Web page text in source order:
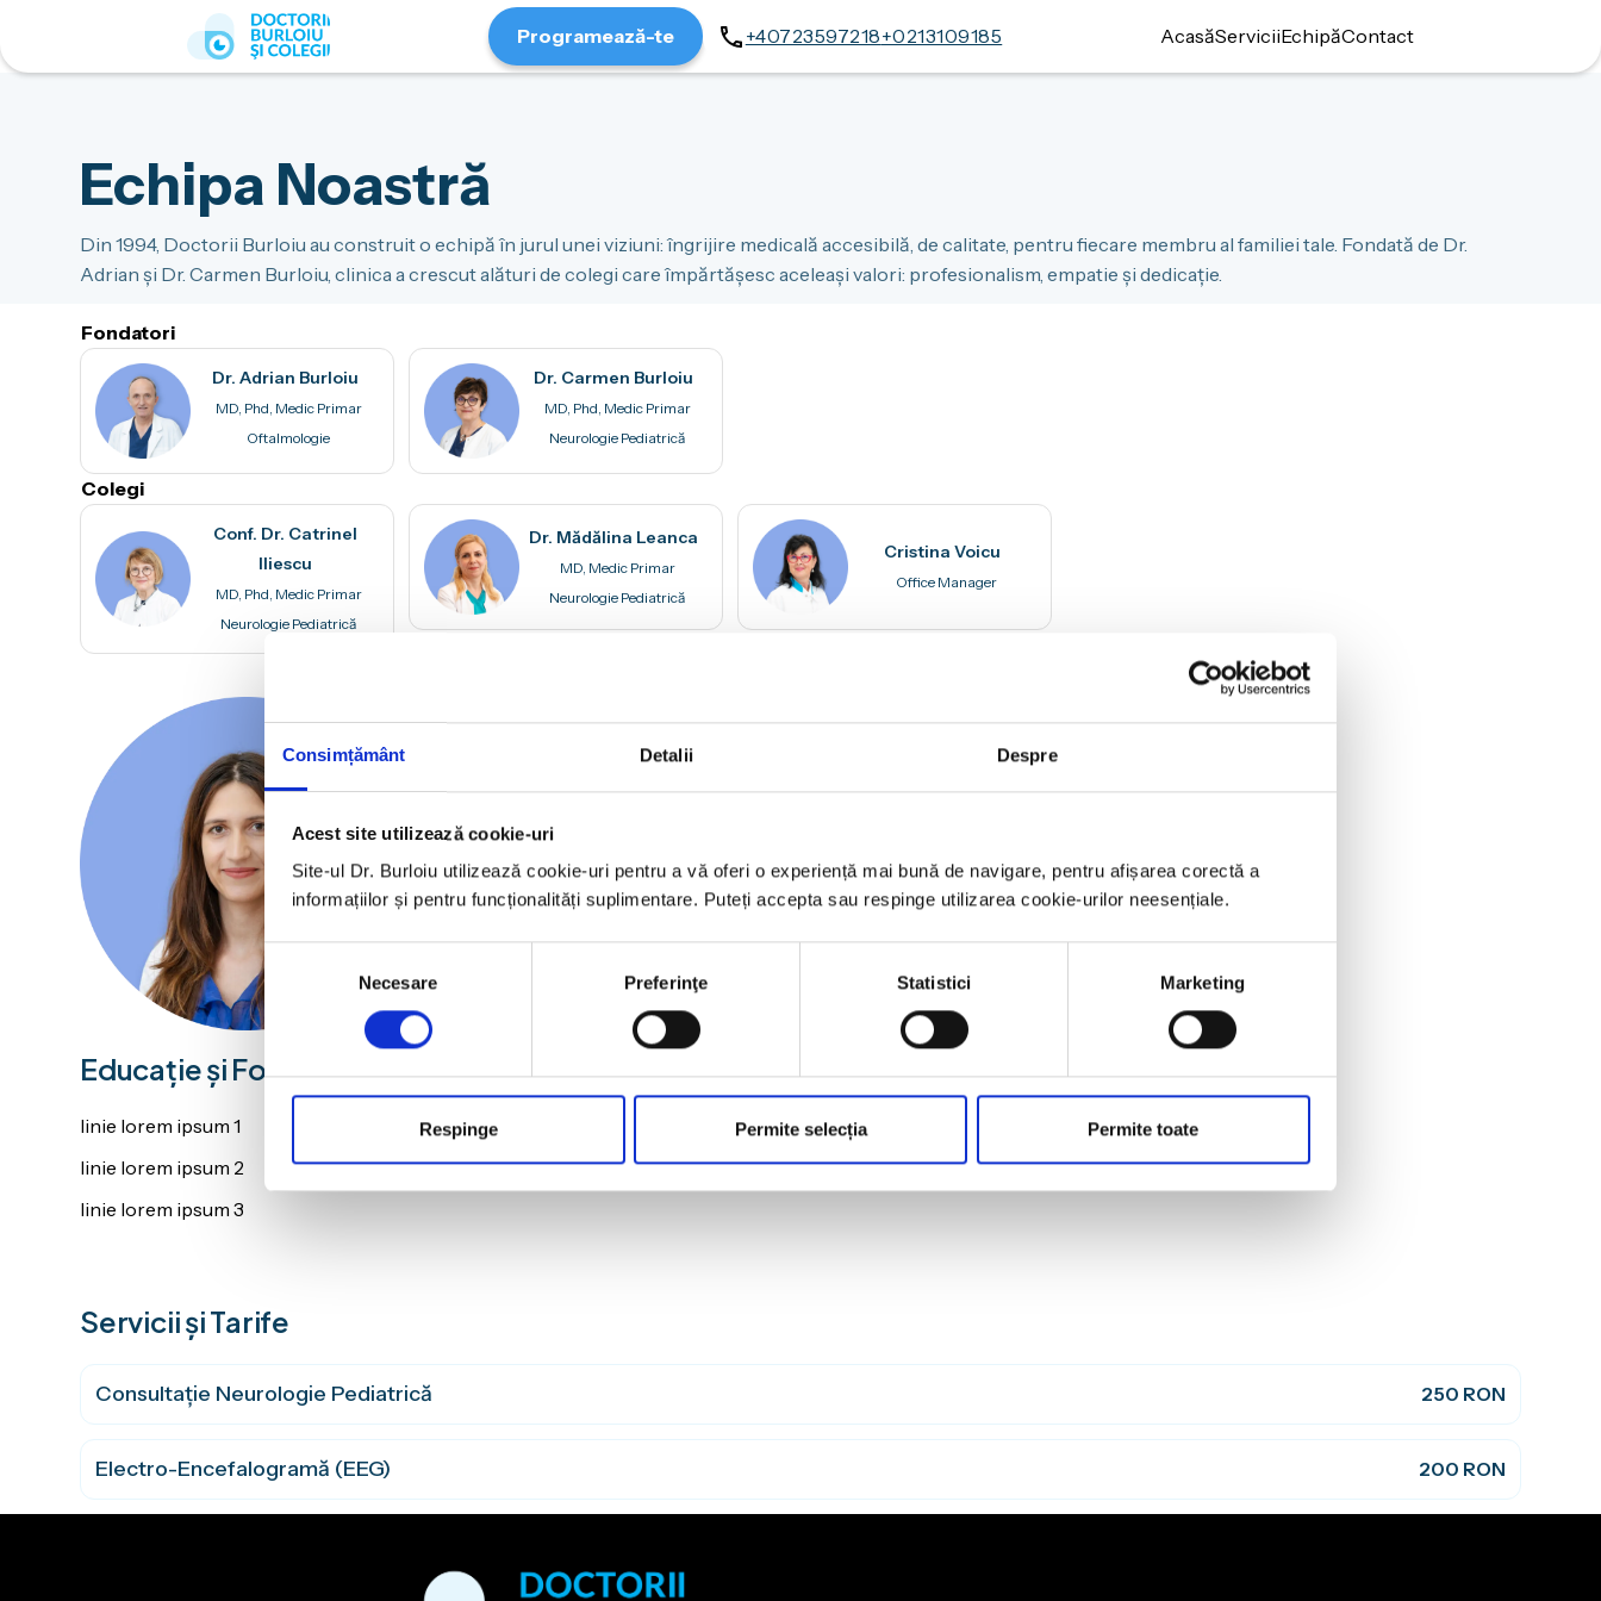
Consimțământ Detalii Despre
Acest site utilizează cookie-uri
Site-ul Dr. Burloiu utilizează cookie-uri pentru a vă oferi o experiență mai bună de navigare, pentru afișarea corectă a
informațiilor și pentru funcționalități suplimentare. Puteți accepta sau respinge utilizarea cookie-urilor neesențiale.
Selecția
consimțământului
Necesare Preferinţe Statistici Marketing
Respinge Permite selecția Permite toate
Programează-te +40723597218+0213109185 AcasăServiciiEchipăContact
Echipa Noastră
Din 1994, Doctorii Burloiu au construit o echipă în jurul unei viziuni: îngrijire medicală accesibilă, de calitate, pentru fiecare membru al familiei tale. Fondată de Dr.
Adrian și Dr. Carmen Burloiu, clinica a crescut alături de colegi care împărtășesc aceleași valori: profesionalism, empatie și dedicație.
Fondatori
Dr. Adrian Burloiu
MD, Phd, Medic Primar
Oftalmologie
Dr. Carmen Burloiu
MD, Phd, Medic Primar
Neurologie Pediatrică
Colegi
Conf. Dr. Catrinel
Iliescu
MD, Phd, Medic Primar
Neurologie Pediatrică
Dr. Mădălina Leanca
MD, Medic Primar
Neurologie Pediatrică
Cristina Voicu
Office Manager
Dr. Elena Spirt
Educație și Formare
linie lorem ipsum 1
linie lorem ipsum 2
linie lorem ipsum 3
Servicii și Tarife
Consultație Neurologie Pediatrică 250 RON
Electro-Encefalogramă (EEG) 200 RON